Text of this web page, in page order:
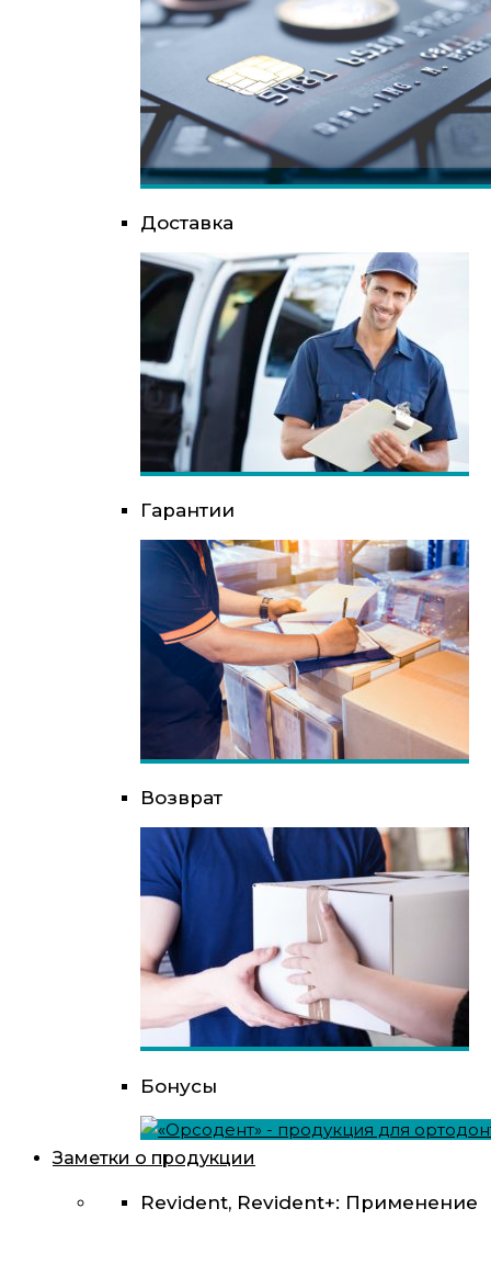
Доставка
Гарантии
Возврат
Бонусы
Заметки о продукции
Revident, Revident+: Применение